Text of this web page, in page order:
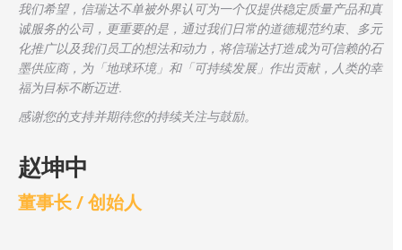
我们希望，信瑞达不单被外界认可为一个仅提供稳定质量产品和真
诚服务的公司，更重要的是，通过我们日常的道德规范约束、多元
化推广以及我们员工的想法和动力，将信瑞达打造成为可信赖的石
墨供应商，为「地球环境」和「可持续发展」作出贡献，人类的幸
福为目标不断迈进.
感谢您的支持并期待您的持续关注与鼓励。
赵坤中
董事长 / 创始人